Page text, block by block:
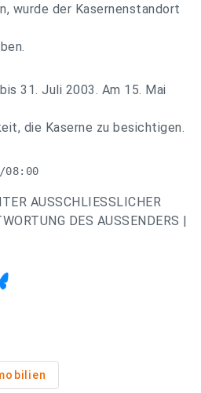
wurde der Kasernenstandort
31. Juli 2003. Am 15. Mai
die Kaserne zu besichtigen.
08:00
AUSSCHLIESSLICHER
DES AUSSENDERS |